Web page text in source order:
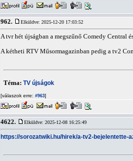
962. Elküldve: 2025-12-20 17:03:52
A tvr hét újságban a megszűnő Comedy Central
A kétheti RTV Műsormagazinban pedig a tv2
Téma: TV újságok
[válaszok erre: #963]
4622. Elküldve: 2025-12-08 16:25:49
https://sorozatwiki.hu/hirek/a-tv2-